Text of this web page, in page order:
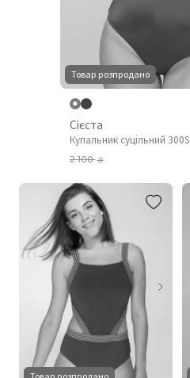
Товар розпродано
Сієста
Купальник суцільний 300S
2 100₴